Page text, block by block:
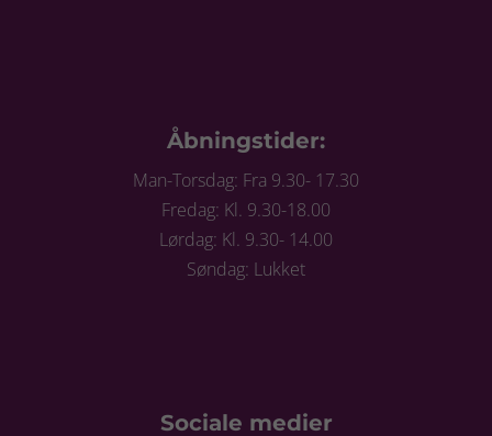
Åbningstider:
Man-Torsdag: Fra 9.30- 17.30
Fredag: Kl. 9.30-18.00
Lørdag: Kl. 9.30- 14.00
Søndag: Lukket
Sociale medier